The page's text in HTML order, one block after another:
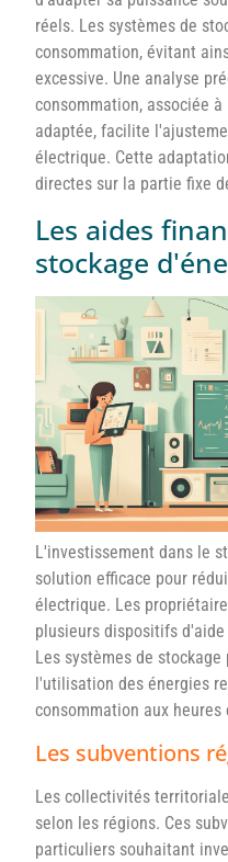
réels. Les systèmes de
consommation, évitant
excessive. Une analyse
consommation, associée
adaptée, facilite
électrique. Cette
directes sur la partie fixe
Les aides
stockage
L'investissement dans le
solution efficace pour
électrique. Les
plusieurs dispositifs
Les systèmes de
l'utilisation des énergies
consommation aux heures
Les subventions
Les collectivités
selon les régions. Ces
particuliers souhaitant